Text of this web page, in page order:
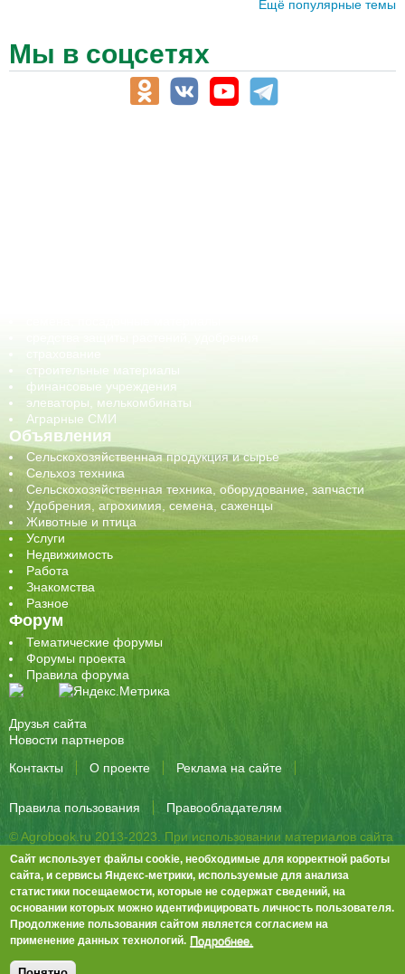
Ещё популярные темы
Мы в соцсетях
строительные материалы
финансовые учреждения
элеваторы, мелькомбинаты
Аграрные СМИ
Объявления
Сельскохозяйственная продукция и сырье
Сельхоз техника
Сельскохозяйственная техника, оборудование, запчасти
Удобрения, агрохимия, семена, саженцы
Животные и птица
Услуги
Недвижимость
Работа
Знакомства
Разное
Форум
Тематические форумы
Форумы проекта
Правила форума
Друзья сайта
Новости партнеров
Контакты
О проекте Реклама на сайте
Правила пользования
Правообладателям
© Agrobook.ru 2013-2023. При использовании материалов сайта
активная ссылка на публикацию обязательна.
344000, Ростов-на-Дону, ул. Города Волос, д.6, 8 этаж, офис 803
Тел./факс: +7 (863) 282-83-13 e-mail:info@agrobook.ru
Возрастная категория сайта: 16+. Объявления на сайте не
премодерируются.Положение о защите персональных данных
Гала Алиевна Каймакчи – редактор, тел.: (863) 282-83-13
info@agrobook.ru
Сайт использует файлы cookie, необходимые для корректной работы
сайта, и сервисы Яндекс-метрики, используемые для анализа
статистики посещаемости, которые не содержат сведений, на
основании которых можно идентифицировать личность пользователя.
Продолжение пользования сайтом является согласием на
применение данных технологий. Подробнее.